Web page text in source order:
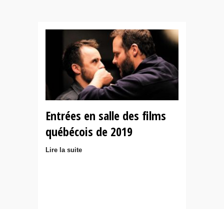
Entrées en salle des films
québécois de 2019
Lire la suite